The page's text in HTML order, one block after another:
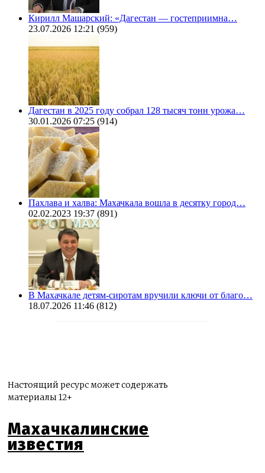
Кирилл Машарский: «Дагестан — гостеприимна…
23.07.2026 12:21 (959)
Дагестан в 2025 году собрал 128 тысяч тонн урожа…
30.01.2026 07:25 (914)
Пахлава и халва: Махачкала вошла в десятку город…
02.02.2023 19:37 (891)
В Махачкале детям-сиротам вручили ключи от благо…
18.07.2026 11:46 (812)
Настоящий ресурс может содержать
материалы 12+
Махачкалинские
известия